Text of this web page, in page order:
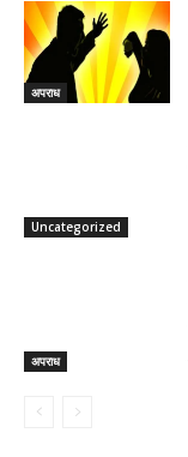
अपराध
Uncategorized
अपराध